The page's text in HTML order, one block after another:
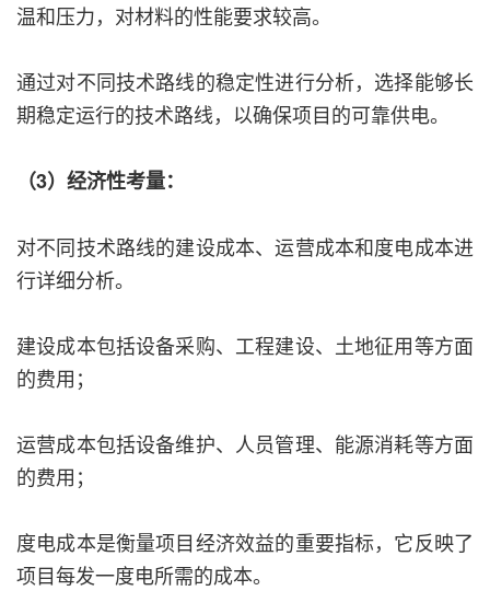
温和压力，对材料的性能要求较高。
通过对不同技术路线的稳定性进行分析，选择能够长
期稳定运行的技术路线，以确保项目的可靠供电。
（3）经济性考量：
对不同技术路线的建设成本、运营成本和度电成本进
行详细分析。
建设成本包括设备采购、工程建设、土地征用等方面
的费用；
运营成本包括设备维护、人员管理、能源消耗等方面
的费用；
度电成本是衡量项目经济效益的重要指标，它反映了
项目每发一度电所需的成本。